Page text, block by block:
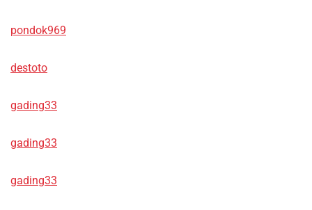
pondok969
destoto
gading33
gading33
gading33